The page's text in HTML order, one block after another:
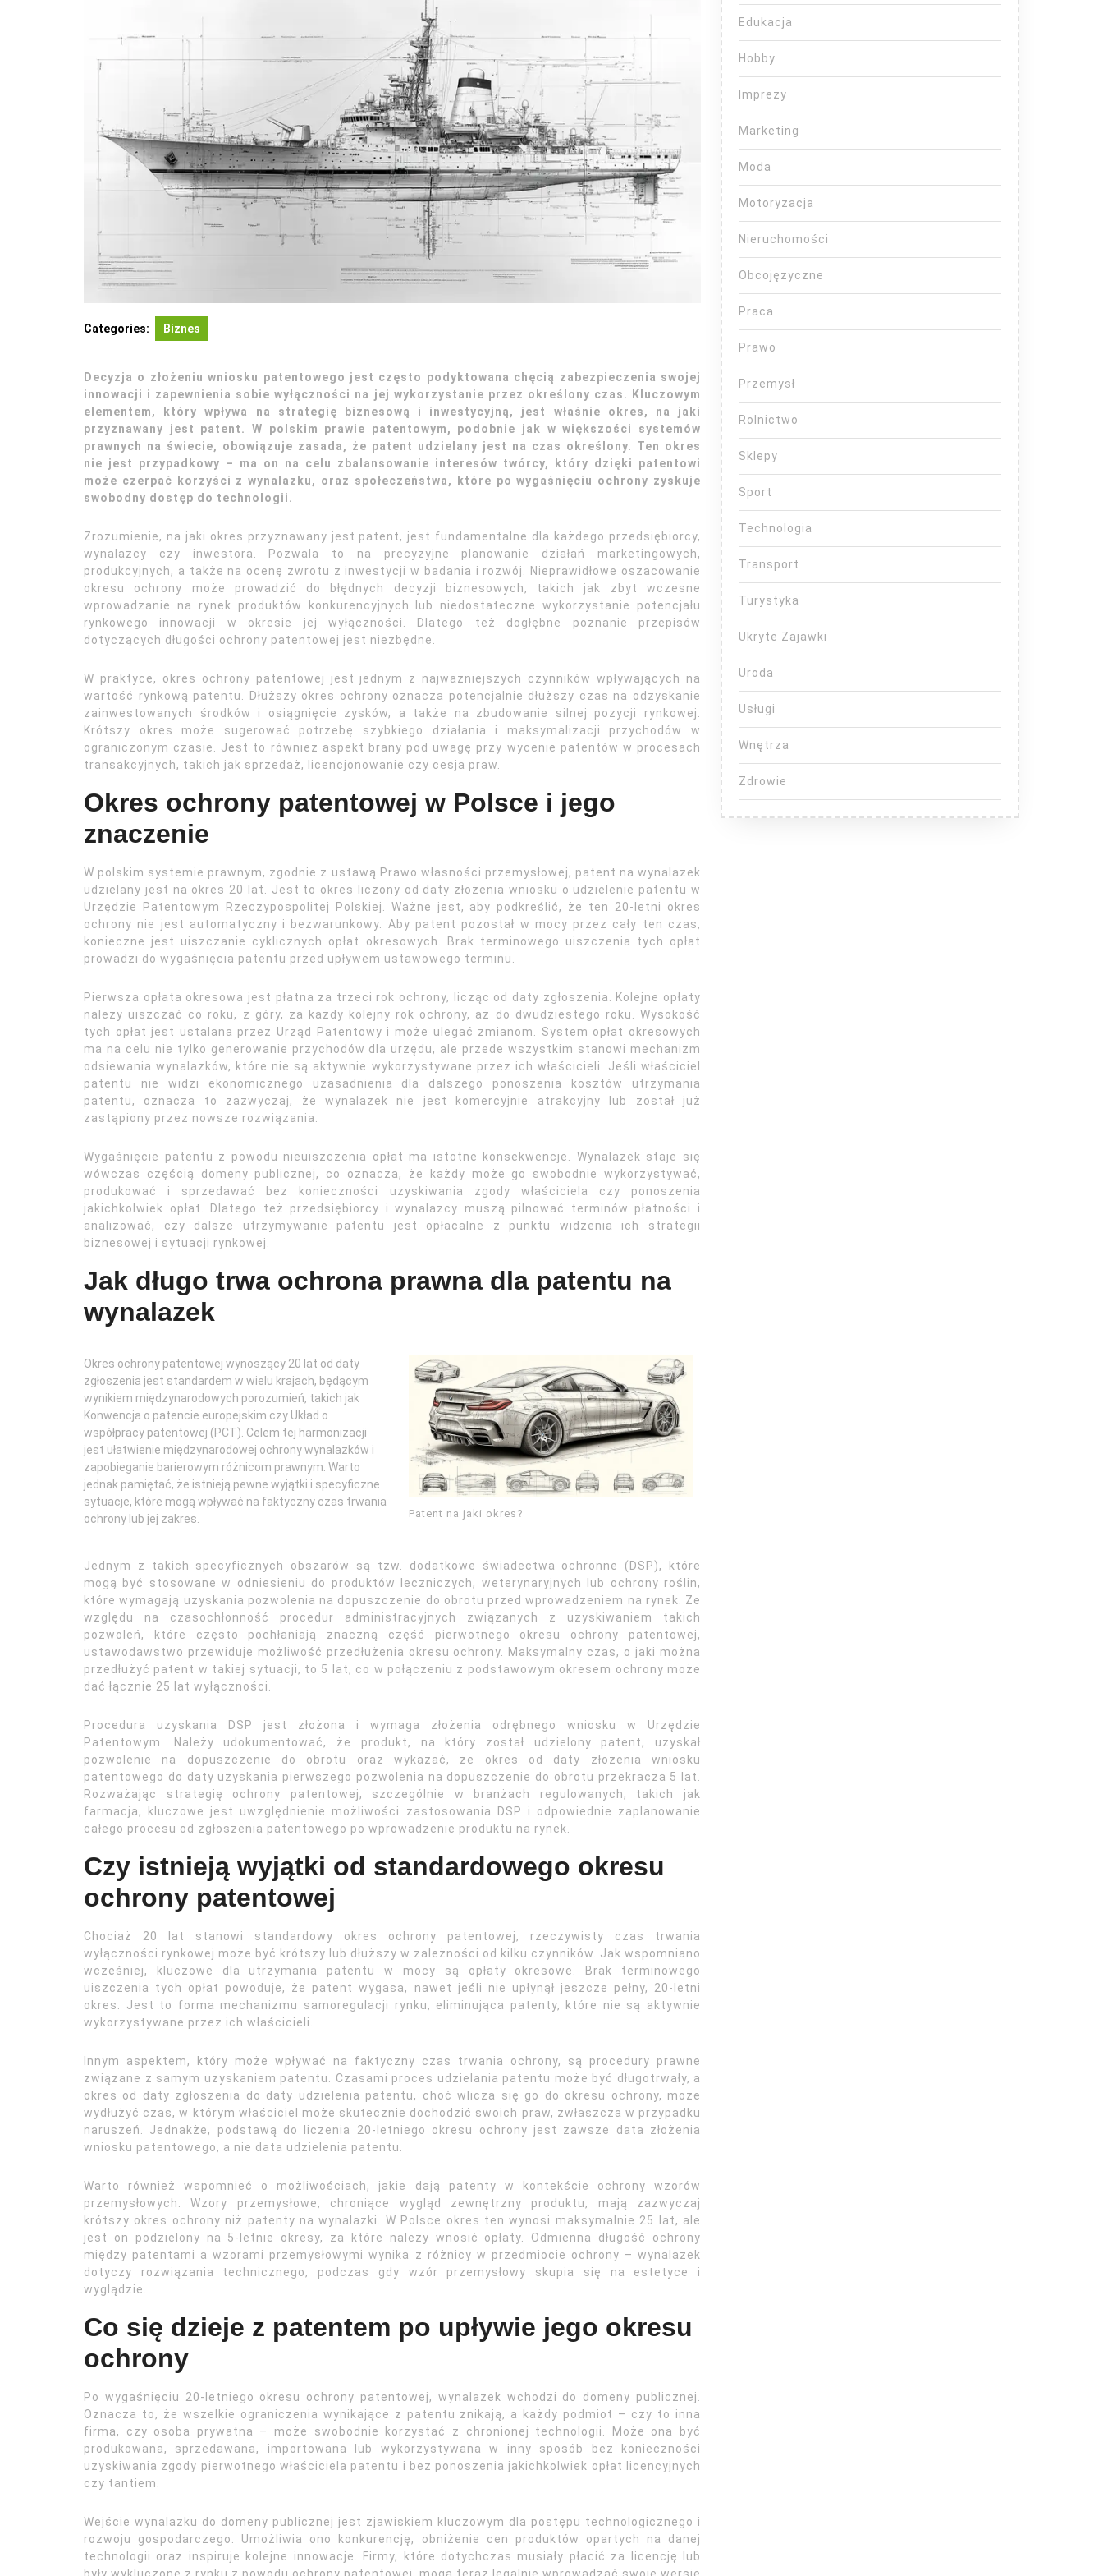
Categories: Biznes
Decyzja o złożeniu wniosku patentowego jest często podyktowana chęcią zabezpieczenia swojej
innowacji i zapewnienia sobie wyłączności na jej wykorzystanie przez określony czas. Kluczowym
elementem, który wpływa na strategię biznesową i inwestycyjną, jest właśnie okres, na jaki
przyznawany jest patent. W polskim prawie patentowym, podobnie jak w większości systemów
prawnych na świecie, obowiązuje zasada, że patent udzielany jest na czas określony. Ten okres
nie jest przypadkowy – ma on na celu zbalansowanie interesów twórcy, który dzięki patentowi
może czerpać korzyści z wynalazku, oraz społeczeństwa, które po wygaśnięciu ochrony zyskuje
swobodny dostęp do technologii.
Zrozumienie, na jaki okres przyznawany jest patent, jest fundamentalne dla każdego przedsiębiorcy,
wynalazcy czy inwestora. Pozwala to na precyzyjne planowanie działań marketingowych,
produkcyjnych, a także na ocenę zwrotu z inwestycji w badania i rozwój. Nieprawidłowe oszacowanie
okresu ochrony może prowadzić do błędnych decyzji biznesowych, takich jak zbyt wczesne
wprowadzanie na rynek produktów konkurencyjnych lub niedostateczne wykorzystanie potencjału
rynkowego innowacji w okresie jej wyłączności. Dlatego też dogłębne poznanie przepisów
dotyczących długości ochrony patentowej jest niezbędne.
W praktyce, okres ochrony patentowej jest jednym z najważniejszych czynników wpływających na
wartość rynkową patentu. Dłuższy okres ochrony oznacza potencjalnie dłuższy czas na odzyskanie
zainwestowanych środków i osiągnięcie zysków, a także na zbudowanie silnej pozycji rynkowej.
Krótszy okres może sugerować potrzebę szybkiego działania i maksymalizacji przychodów w
ograniczonym czasie. Jest to również aspekt brany pod uwagę przy wycenie patentów w procesach
transakcyjnych, takich jak sprzedaż, licencjonowanie czy cesja praw.
Okres ochrony patentowej w Polsce i jego
znaczenie
W polskim systemie prawnym, zgodnie z ustawą Prawo własności przemysłowej, patent na wynalazek
udzielany jest na okres 20 lat. Jest to okres liczony od daty złożenia wniosku o udzielenie patentu w
Urzędzie Patentowym Rzeczypospolitej Polskiej. Ważne jest, aby podkreślić, że ten 20-letni okres
ochrony nie jest automatyczny i bezwarunkowy. Aby patent pozostał w mocy przez cały ten czas,
konieczne jest uiszczanie cyklicznych opłat okresowych. Brak terminowego uiszczenia tych opłat
prowadzi do wygaśnięcia patentu przed upływem ustawowego terminu.
Pierwsza opłata okresowa jest płatna za trzeci rok ochrony, licząc od daty zgłoszenia. Kolejne opłaty
należy uiszczać co roku, z góry, za każdy kolejny rok ochrony, aż do dwudziestego roku. Wysokość
tych opłat jest ustalana przez Urząd Patentowy i może ulegać zmianom. System opłat okresowych
ma na celu nie tylko generowanie przychodów dla urzędu, ale przede wszystkim stanowi mechanizm
odsiewania wynalazków, które nie są aktywnie wykorzystywane przez ich właścicieli. Jeśli właściciel
patentu nie widzi ekonomicznego uzasadnienia dla dalszego ponoszenia kosztów utrzymania
patentu, oznacza to zazwyczaj, że wynalazek nie jest komercyjnie atrakcyjny lub został już
zastąpiony przez nowsze rozwiązania.
Wygaśnięcie patentu z powodu nieuiszczenia opłat ma istotne konsekwencje. Wynalazek staje się
wówczas częścią domeny publicznej, co oznacza, że każdy może go swobodnie wykorzystywać,
produkować i sprzedawać bez konieczności uzyskiwania zgody właściciela czy ponoszenia
jakichkolwiek opłat. Dlatego też przedsiębiorcy i wynalazcy muszą pilnować terminów płatności i
analizować, czy dalsze utrzymywanie patentu jest opłacalne z punktu widzenia ich strategii
biznesowej i sytuacji rynkowej.
Jak długo trwa ochrona prawna dla patentu na
wynalazek
Patent na jaki okres?
Okres ochrony patentowej wynoszący 20 lat od daty
zgłoszenia jest standardem w wielu krajach, będącym
wynikiem międzynarodowych porozumień, takich jak
Konwencja o patencie europejskim czy Układ o
współpracy patentowej (PCT). Celem tej harmonizacji
jest ułatwienie międzynarodowej ochrony wynalazków i
zapobieganie barierowym różnicom prawnym. Warto
jednak pamiętać, że istnieją pewne wyjątki i specyficzne
sytuacje, które mogą wpływać na faktyczny czas trwania
ochrony lub jej zakres.
Jednym z takich specyficznych obszarów są tzw. dodatkowe świadectwa ochronne (DSP), które
mogą być stosowane w odniesieniu do produktów leczniczych, weterynaryjnych lub ochrony roślin,
które wymagają uzyskania pozwolenia na dopuszczenie do obrotu przed wprowadzeniem na rynek. Ze
względu na czasochłonność procedur administracyjnych związanych z uzyskiwaniem takich
pozwoleń, które często pochłaniają znaczną część pierwotnego okresu ochrony patentowej,
ustawodawstwo przewiduje możliwość przedłużenia okresu ochrony. Maksymalny czas, o jaki można
przedłużyć patent w takiej sytuacji, to 5 lat, co w połączeniu z podstawowym okresem ochrony może
dać łącznie 25 lat wyłączności.
Procedura uzyskania DSP jest złożona i wymaga złożenia odrębnego wniosku w Urzędzie
Patentowym. Należy udokumentować, że produkt, na który został udzielony patent, uzyskał
pozwolenie na dopuszczenie do obrotu oraz wykazać, że okres od daty złożenia wniosku
patentowego do daty uzyskania pierwszego pozwolenia na dopuszczenie do obrotu przekracza 5 lat.
Rozważając strategię ochrony patentowej, szczególnie w branżach regulowanych, takich jak
farmacja, kluczowe jest uwzględnienie możliwości zastosowania DSP i odpowiednie zaplanowanie
całego procesu od zgłoszenia patentowego po wprowadzenie produktu na rynek.
Czy istnieją wyjątki od standardowego okresu
ochrony patentowej
Chociaż 20 lat stanowi standardowy okres ochrony patentowej, rzeczywisty czas trwania
wyłączności rynkowej może być krótszy lub dłuższy w zależności od kilku czynników. Jak wspomniano
wcześniej, kluczowe dla utrzymania patentu w mocy są opłaty okresowe. Brak terminowego
uiszczenia tych opłat powoduje, że patent wygasa, nawet jeśli nie upłynął jeszcze pełny, 20-letni
okres. Jest to forma mechanizmu samoregulacji rynku, eliminująca patenty, które nie są aktywnie
wykorzystywane przez ich właścicieli.
Innym aspektem, który może wpływać na faktyczny czas trwania ochrony, są procedury prawne
związane z samym uzyskaniem patentu. Czasami proces udzielania patentu może być długotrwały, a
okres od daty zgłoszenia do daty udzielenia patentu, choć wlicza się go do okresu ochrony, może
wydłużyć czas, w którym właściciel może skutecznie dochodzić swoich praw, zwłaszcza w przypadku
naruszeń. Jednakże, podstawą do liczenia 20-letniego okresu ochrony jest zawsze data złożenia
wniosku patentowego, a nie data udzielenia patentu.
Warto również wspomnieć o możliwościach, jakie dają patenty w kontekście ochrony wzorów
przemysłowych. Wzory przemysłowe, chroniące wygląd zewnętrzny produktu, mają zazwyczaj
krótszy okres ochrony niż patenty na wynalazki. W Polsce okres ten wynosi maksymalnie 25 lat, ale
jest on podzielony na 5-letnie okresy, za które należy wnosić opłaty. Odmienna długość ochrony
między patentami a wzorami przemysłowymi wynika z różnicy w przedmiocie ochrony – wynalazek
dotyczy rozwiązania technicznego, podczas gdy wzór przemysłowy skupia się na estetyce i
wyglądzie.
Co się dzieje z patentem po upływie jego okresu
ochrony
Po wygaśnięciu 20-letniego okresu ochrony patentowej, wynalazek wchodzi do domeny publicznej.
Oznacza to, że wszelkie ograniczenia wynikające z patentu znikają, a każdy podmiot – czy to inna
firma, czy osoba prywatna – może swobodnie korzystać z chronionej technologii. Może ona być
produkowana, sprzedawana, importowana lub wykorzystywana w inny sposób bez konieczności
uzyskiwania zgody pierwotnego właściciela patentu i bez ponoszenia jakichkolwiek opłat licencyjnych
czy tantiem.
Wejście wynalazku do domeny publicznej jest zjawiskiem kluczowym dla postępu technologicznego i
rozwoju gospodarczego. Umożliwia ono konkurencję, obniżenie cen produktów opartych na danej
technologii oraz inspiruje kolejne innowacje. Firmy, które dotychczas musiały płacić za licencję lub
Edukacja
Hobby
Imprezy
Marketing
Moda
Motoryzacja
Nieruchomości
Obcojęzyczne
Praca
Prawo
Przemysł
Rolnictwo
Sklepy
Sport
Technologia
Transport
Turystyka
Ukryte Zajawki
Uroda
Usługi
Wnętrza
Zdrowie